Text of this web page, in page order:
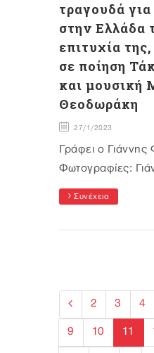
τραγουδά
στην Ελλάδα
επιτυχία
σε ποίηση
και μουσική
Θεοδωράκη
27/1/2023
Γράφει ο
Φωτογραφίες:
Συνέχεια
2 3 4
9 10 11